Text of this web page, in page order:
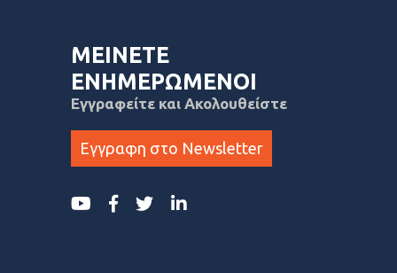
ΜΕΙΝΕΤΕ
ΕΝΗΜΕΡΩΜΕΝΟΙ
Εγγραφείτε και Ακολουθείστε
Εγγραφη στο Newsletter